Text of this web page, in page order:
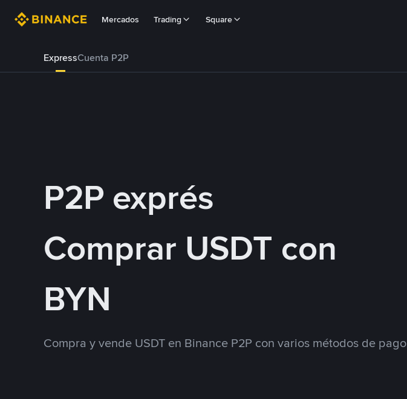
Mercados Trading Square
ExpressCuenta P2P
P2P exprés
Comprar USDT con
BYN
Compra y vende USDT en Binance P2P con varios métodos de pago